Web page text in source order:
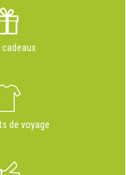
cadeaux
de voyage